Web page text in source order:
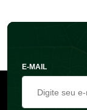
E-MAIL